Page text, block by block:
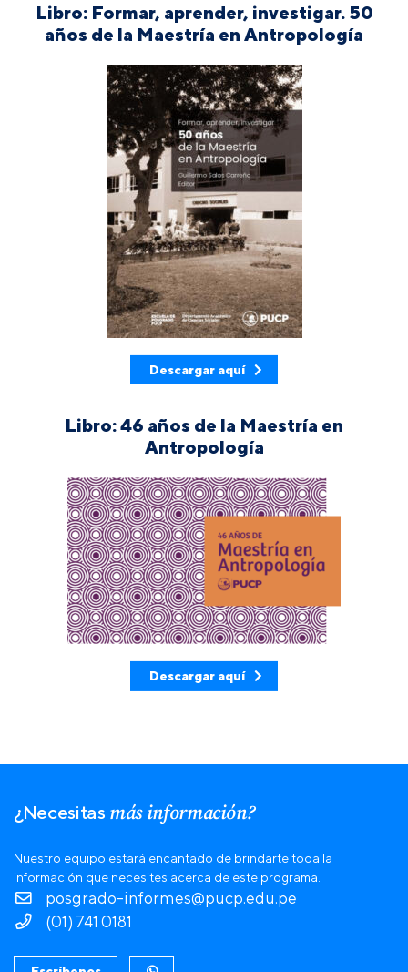
Libro: Formar, aprender, investigar. 50
años de la Maestría en Antropología
Descargar aquí
Libro: 46 años de la Maestría en
Antropología
Descargar aquí
¿Necesitas más información?
Nuestro equipo estará encantado de brindarte toda la
información que necesites acerca de este programa.
posgrado-informes@pucp.edu.pe
(01) 741 0181